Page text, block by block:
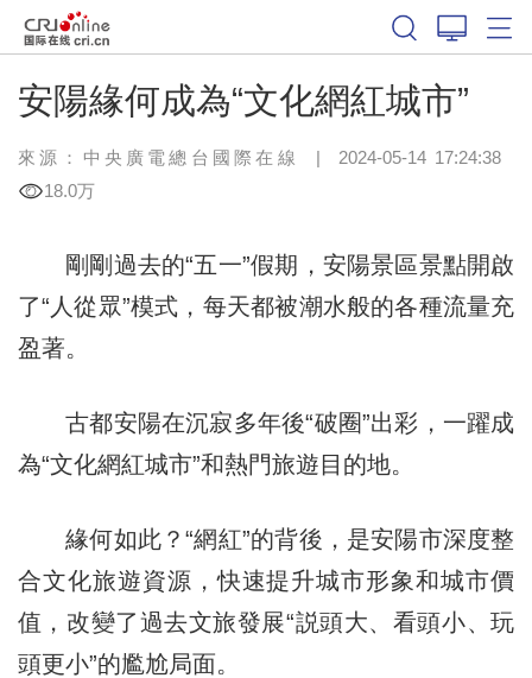
安陽緣何成為“文化網紅城市”
來源：中央廣電總台國際在線 | 2024-05-14 17:24:38
18.0万
剛剛過去的“五一”假期，安陽景區景點開啟
了“人從眾”模式，每天都被潮水般的各種流量充
盈著。
古都安陽在沉寂多年後“破圈”出彩，一躍成
為“文化網紅城市”和熱門旅遊目的地。
緣何如此？“網紅”的背後，是安陽市深度整
合文化旅遊資源，快速提升城市形象和城市價
值，改變了過去文旅發展“説頭大、看頭小、玩
頭更小”的尷尬局面。